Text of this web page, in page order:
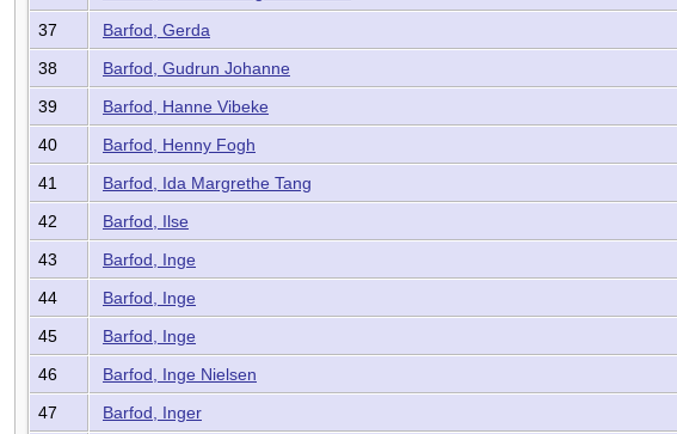
37
Barfod, Gerda
38
Barfod, Gudrun Johanne
39
Barfod, Hanne Vibeke
40
Barfod, Henny Fogh
41
Barfod, Ida Margrethe Tang
42
Barfod, Ilse
43
Barfod, Inge
44
Barfod, Inge
45
Barfod, Inge
46
Barfod, Inge Nielsen
47
Barfod, Inger